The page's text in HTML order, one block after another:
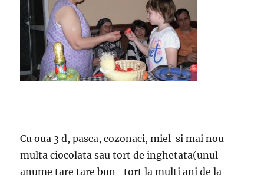
Cu oua 3 d, pasca, cozonaci, miel si mai nou
multa ciocolata sau tort de inghetata(unul
anume tare tare bun- tort la multi ani de la